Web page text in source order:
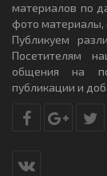
материалов по
фото материалы,
Публикуем
Посетителям
общения на
публикации и